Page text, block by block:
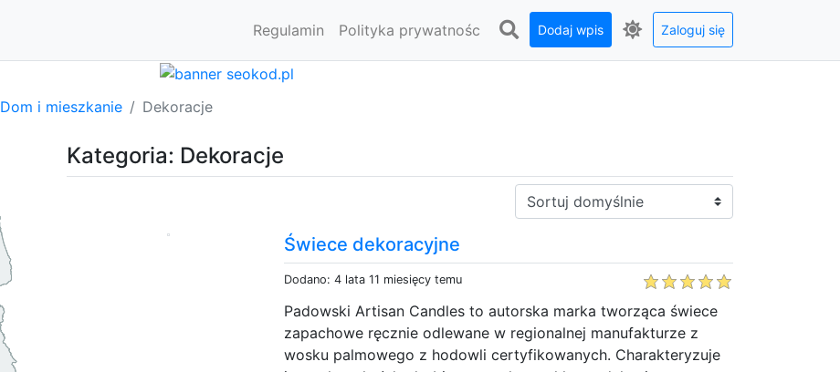
Regulamin Polityka prywatnośc Dodaj wpis Zaloguj się
Dom i mieszkanie Dekoracje
Kategoria: Dekoracje
Sortuj:
Świece dekoracyjne
Dodano: 4 lata 11 miesięcy temu
Padowski Artisan Candles to autorska marka tworząca świece
zapachowe ręcznie odlewane w regionalnej manufakturze z
wosku palmowego z hodowli certyfikowanych. Charakteryzuje